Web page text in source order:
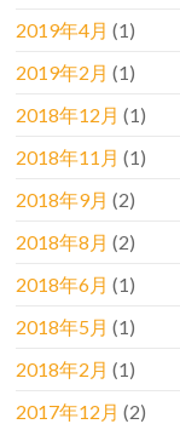
2019年4月 (1)
2019年2月 (1)
2018年12月 (1)
2018年11月 (1)
2018年9月 (2)
2018年8月 (2)
2018年6月 (1)
2018年5月 (1)
2018年2月 (1)
2017年12月 (2)